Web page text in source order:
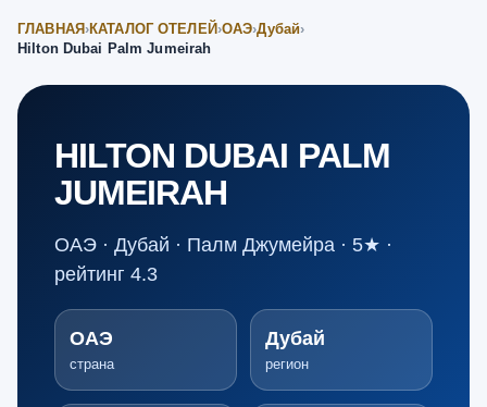
ГЛАВНАЯ ›КАТАЛОГ ОТЕЛЕЙ ›ОАЭ›Дубай›
Hilton Dubai Palm Jumeirah
HILTON DUBAI PALM
JUMEIRAH
ОАЭ · Дубай · Палм Джумейра · 5★ ·
рейтинг 4.3
ОАЭ
страна
Дубай
регион